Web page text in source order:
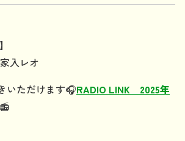
】
入レオ
いただけます🎧️RADIO LINK 2025年
📻